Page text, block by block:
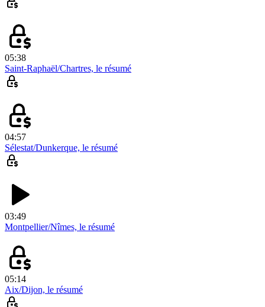
05:38
Saint-Raphaël/Chartres, le résumé
04:57
Sélestat/Dunkerque, le résumé
03:49
Montpellier/Nîmes, le résumé
05:14
Aix/Dijon, le résumé